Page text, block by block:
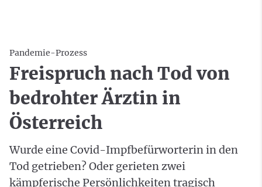
Pandemie-Prozess
Freispruch nach Tod von
bedrohter Ärztin in
Österreich
Wurde eine Covid-Impfbefürworterin in den
Tod getrieben? Oder gerieten zwei
kämpferische Persönlichkeiten tragisch